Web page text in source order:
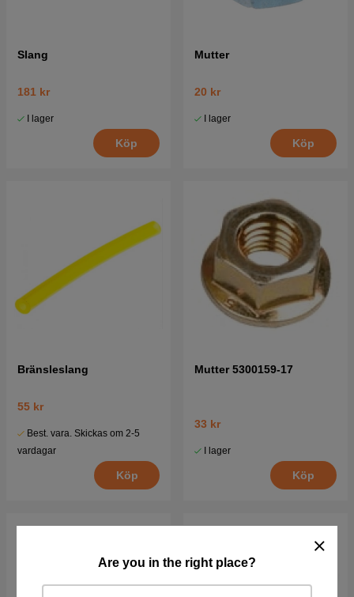
Are you in the right place?
Slang
181 kr
I lager
Köp
Mutter
20 kr
I lager
Köp
Bränsleslang
55 kr
Best. vara. Skickas om 2-5
vardagar
Köp
Mutter 5300159-17
33 kr
I lager
Köp